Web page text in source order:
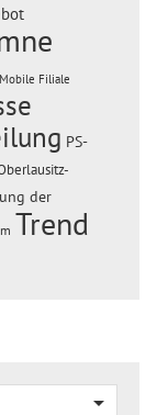
Mobile Filiale
PS-
der
Trend